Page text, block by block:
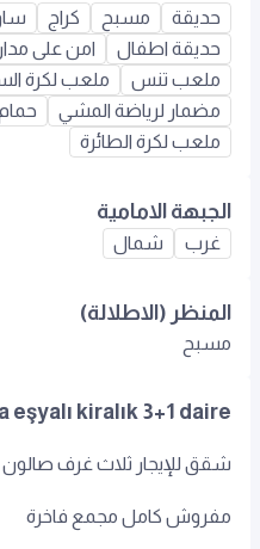
حديقة مسبح كراج
حديقة اطفال
امن على مدار 24 ساعة
ملعب تنس
ملعب لكرة
مضمار لرياضة المشي
ملعب لكرة الطائرة
الجبهة الامامية
غرب شمال
المنظر (الاطلالة)
مسبح
kiralık 3+1 daire
‏شقق للإيجار ثلاث غرف
‏مفروش كامل مجمع فاخرة